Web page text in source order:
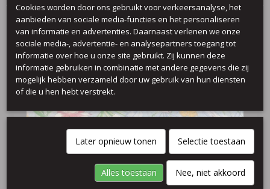
Cookies worden door ons gebruikt voor verkeersanalyse, het
aanbieden van sociale media-functies en het personaliseren
van informatie en advertenties. Daarnaast verlenen we onze
sociale media-, advertentie- en analysepartners toegang tot
informatie over hoe u onze site gebruikt. Zij kunnen deze
informatie gebruiken in combinatie met andere gegevens die zij
mogelijk hebben verzameld door uw gebruik van hun diensten
of die u hen hebt verstrekt.
Later opnieuw tonen Selectie toestaan
Alles toestaan Nee, niet akkoord